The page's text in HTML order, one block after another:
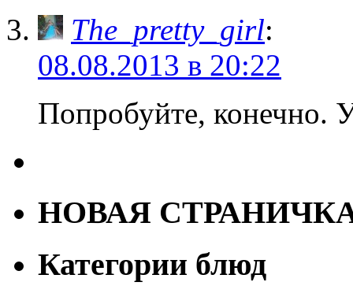
The_pretty_girl:
08.08.2013 в 20:22
Попробуйте, конечно.
НОВАЯ
Категории блюд